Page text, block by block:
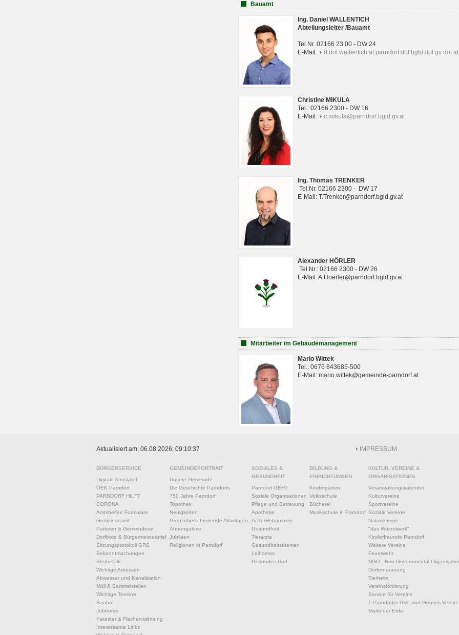
Bauamt
Ing. Daniel WALLENTICH
Abteilungsleiter /Bauamt
Tel.Nr. 02166 23 00 - DW 24
E-Mail:
d dot wallentich at parndorf dot bgld dot gv dot at
Christine MIKULA
Tel.: 02166 2300 - DW 16
E-Mail:
c.mikula@parndorf.bgld.gv.at
Ing. Thomas TRENKER
Tel.Nr. 02166 2300 - DW 17
E-Mail: T.Trenker@parndorf.bgld.gv.at
Alexander HÖRLER
Tel.Nr.: 02166 2300 - DW 26
E-Mail: A.Hoerler@parndorf.bgld.gv.at
Mitarbeiter im Gebäudemanagement
Mario Wittek
Tel.: 0676 843685-500
E-Mail: mario.wittek@gemeinde-parndorf.at
Aktualisiert am: 06.08.2026; 09:10:37 IMPRESSUM
BÜRGERSERVICE
Digitale Amtstafel
ÖEK Parndorf
PARNDORF HILFT
CORONA
Amtshelfer/ Formulare
Gemeindeamt
Parteien & Gemeinderat
Dorfbote & Bürgermeisterbrief
Sitzungsprotokoll GRS
Bekanntmachungen
Sterbefälle
Wichtige Adressen
Abwasser und Kanalisation
Müll & Sammelstellen
Wichtige Termine
Bauhof
Jobbörse
Kataster & Flächenwidmung
Interessante Links
GEMEINDEPORTRAIT
Unsere Gemeinde
Die Geschichte Parndorfs
750 Jahre Parndorf
Topothek
Neuigkeiten
Grenzüberschreitende Aktivitäten
Ahnengalerie
Jubiläen
Religionen in Parndorf
SOZIALES &
GESUNDHEIT
Parndorf GEHT
Soziale Organisationen
Pflege und Betreuung
Apotheke
Ärzte/Hebammen
Gesundheit
Tierärzte
Gesundheitsthemen
Leihomas
Gesundes Dorf
BILDUNG &
EINRICHTUNGEN
Kindergärten
Volksschule
Bücherei
Musikschule in Parndorf
KULTUR, VEREINE &
ORGANISATIONEN
Veranstaltungskalender
Kulturvereine
Sportvereine
Soziale Vereine
Naturvereine
"das Wurzelwerk"
Kinderfreunde Parndorf
Weitere Vereine
Feuerwehr
NGO - Non-Governmental
Dorferneuerung
Tierheim
Vereinsförderung
Service für Vereine
1.Parndorfer Grill- und Genuss Verein
Markt der Erde